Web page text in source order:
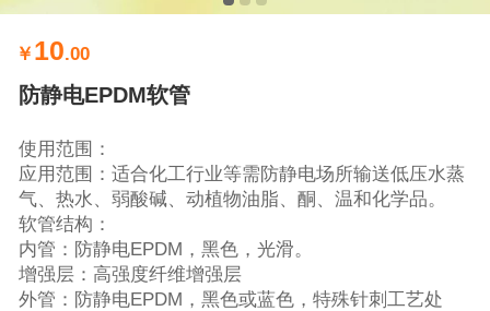
￥ 10.00
防静电EPDM软管
使用范围：
应用范围：适合化工行业等需防静电场所输送低压水蒸
气、热水、弱酸碱、动植物油脂、酮、温和化学品。
软管结构：
内管：防静电EPDM，黑色，光滑。
增强层：高强度纤维增强层
外管：防静电EPDM，黑色或蓝色，特殊针刺工艺处